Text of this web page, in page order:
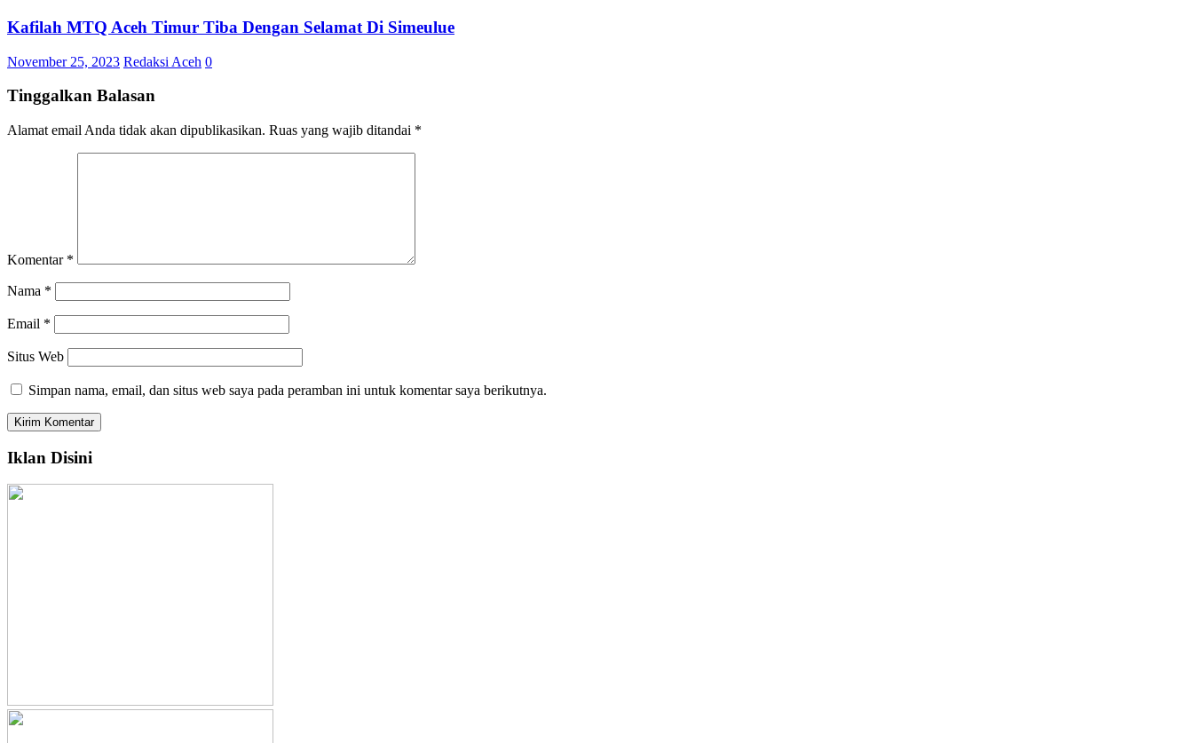
Kafilah MTQ Aceh Timur Tiba Dengan Selamat Di Simeulue
November 25, 2023 Redaksi Aceh 0
Tinggalkan Balasan
Alamat email Anda tidak akan dipublikasikan. Ruas yang wajib ditandai *
Komentar *
Nama *
Email *
Situs Web
Simpan nama, email, dan situs web saya pada peramban ini untuk komentar saya berikutnya.
Iklan Disini